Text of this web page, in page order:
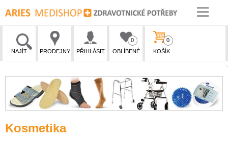
NAJÍT PRODEJNY PŘIHLÁSIT OBLÍBENÉ
0
KOŠÍK
0
Kosmetika